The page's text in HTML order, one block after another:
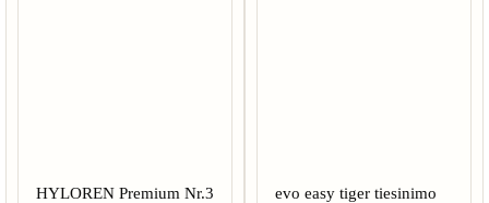
HYLOREN Premium Nr.3
evo easy tiger tiesinimo